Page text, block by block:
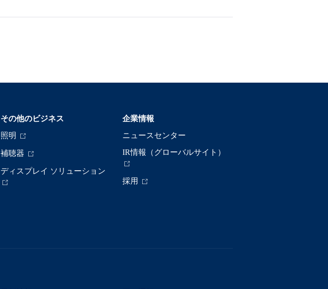
その他のビジネス
照明
補聴器
ディスプレイ ソリューション
企業情報
ニュースセンター
IR情報（グローバルサイト）
採用